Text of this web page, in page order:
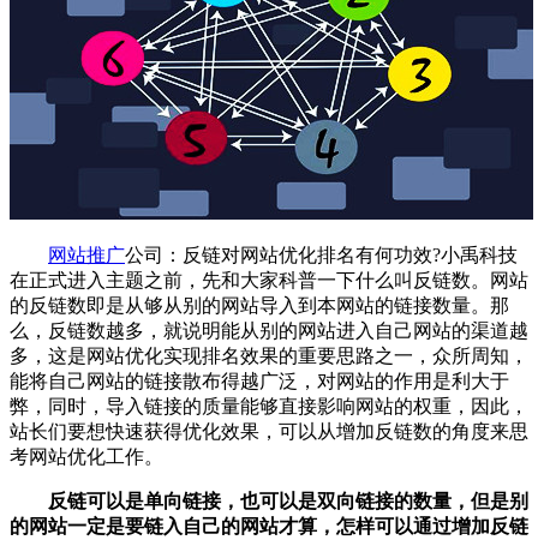
网站推广公司 ：反链对网站优化排名有何功效?小禹科技
在正式进入主题之前，先和大家科普一下什么叫反链数。网站
的反链数即是从够从别的网站导入到本网站的链接数量。那
么，反链数越多，就说明能从别的网站进入自己网站的渠道越
多，这是网站优化实现排名效果的重要思路之一，众所周知，
能将自己网站的链接散布得越广泛，对网站的作用是利大于
弊，同时，导入链接的质量能够直接影响网站的权重，因此，
站长们要想快速获得优化效果，可以从增加反链数的角度来思
考网站优化工作。
反链可以是单向链接，也可以是双向链接的数量，但是别
的网站一定是要链入自己的网站才算，怎样可以通过增加反链